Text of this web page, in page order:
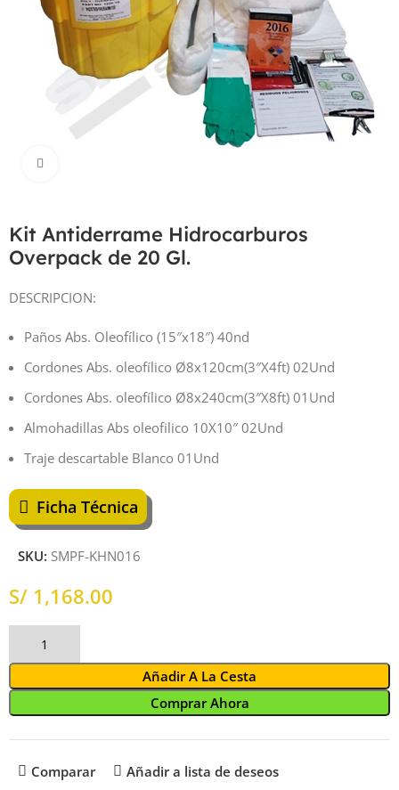
Kit Antiderrame Hidrocarburos
Overpack de 20 Gl.
DESCRIPCION:
Paños Abs. Oleofílico (15″x18″) 40nd
Cordones Abs. oleofílico Ø8x120cm(3″X4ft) 02Und
Cordones Abs. oleofílico Ø8x240cm(3″X8ft) 01Und
Almohadillas Abs oleofilico 10X10″ 02Und
Traje descartable Blanco 01Und
Ficha Técnica
SKU: SMPF-KHN016
S/
Añadir A La Cesta
Comprar Ahora
Comparar Añadir a lista de deseos